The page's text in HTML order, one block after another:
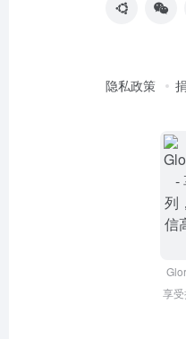
隐私政策
享